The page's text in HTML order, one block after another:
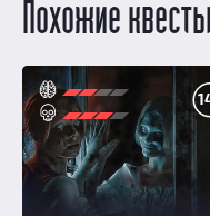
Похожие квесты